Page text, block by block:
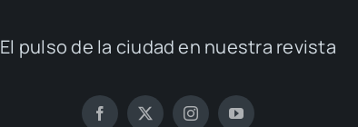
El pul­so de la ciu­dad en nues­tra revis­ta